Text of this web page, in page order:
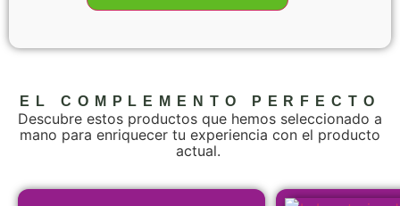
EL COMPLEMENTO PERFECTO
Descubre estos productos que hemos seleccionado a
mano para enriquecer tu experiencia con el producto
actual.